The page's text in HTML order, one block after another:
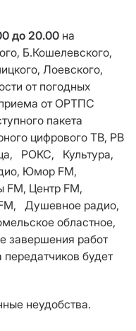
до 20.00 на
Б.Кошелевского,
Лоевского,
от погодных
от ОРТПС
пакета
цифрового ТВ, РВ
РОКС, Культура,
Юмор FM,
FM, Центр FM,
Душевное радио,
областное,
завершения работ
передатчиков будет
неудобства.